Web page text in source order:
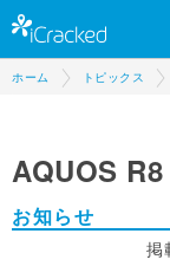
ホーム トピックス
AQUOS
お知らせ
掲